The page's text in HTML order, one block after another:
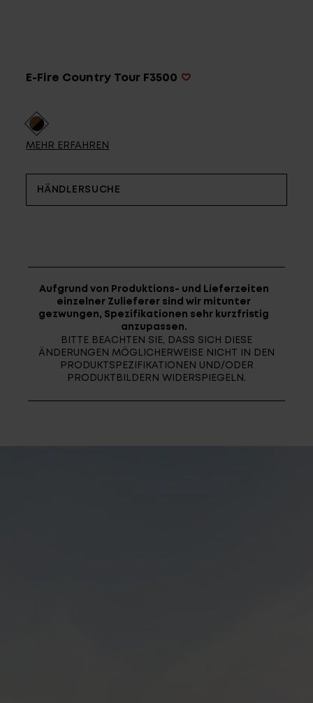
Finde dein Bike
Karriere bei CENTURION
Händlersuche
Fragen - Antworten / FAQ
Finde die richtige Rahmengröße
E-Fire Country Tour F3500
MEHR ERFAHREN
HÄNDLERSUCHE
Aufgrund von Produktions- und Lieferzeiten
einzelner Zulieferer sind wir mitunter
gezwungen, Spezifikationen sehr kurzfristig
anzupassen.
BITTE BEACHTEN SIE, DASS SICH DIESE
ÄNDERUNGEN MÖGLICHERWEISE NICHT IN DEN
PRODUKTSPEZIFIKATIONEN UND/ODER
PRODUKTBILDERN WIDERSPIEGELN.